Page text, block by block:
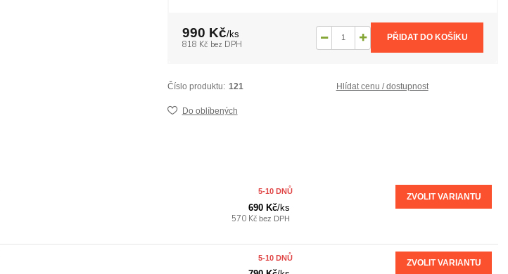
990 Kč/ks
818 Kč bez DPH
PŘIDAT DO KOŠÍKU
Číslo produktu: 121 Hlídat cenu / dostupnost
Do oblíbených
690 Kč/ks
570 Kč bez DPH
5-10 DNŮ
ZVOLIT VARIANTU
5-10 DNŮ
ZVOLIT VARIANTU